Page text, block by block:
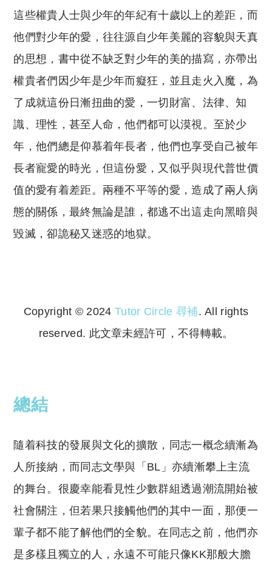
這些權貴人士與少年的年紀有十歲以上的差距，而
他們對少年的愛，往往源自少年美麗的容貌與天真
的思想，書中從不缺乏對少年的美的描寫，亦帶出
權貴者們因少年是少年而癡狂，並且走火入魔，為
了成就這份日漸扭曲的愛，一切財富、法律、知
識、理性，甚至人命，他們都可以漠視。至於少
年，他們總是仰慕着年長者，他們也享受自己被年
長者寵愛的時光，但這份愛，又似乎與現代普世價
值的愛有着差距。兩種不平等的愛，造成了兩人病
態的關係，最終無論是誰，都逃不出這走向黑暗與
毀滅，卻詭秘又迷惑的地獄。
Copyright © 2024 Tutor Circle 尋補. All rights
reserved. 此文章未經許可，不得轉載。
總結
隨着科技的發展與文化的擴散，同志一概念續漸為
人所接納，而同志文學與「BL」亦續漸攀上主流
的舞台。很慶幸能看見性少數群組透過潮流開始被
社會關注，但若果只接觸他們的其中一面，那便一
輩子都不能了解他們的全貌。在同志之前，他們亦
是多樣且獨立的人，永遠不可能只像KK那般大膽